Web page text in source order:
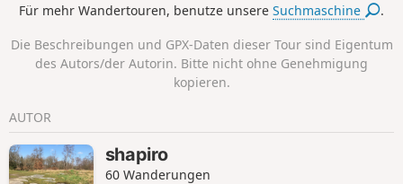
Vassivière.
Für mehr Wandertouren, benutze unsereSuchmaschine .
Die Beschreibungen und GPX-Daten dieser Tour sind Eigentum
des Autors/der Autorin. Bitte nicht ohne Genehmigung
kopieren.
AUTOR
shapiro
60 Wanderungen